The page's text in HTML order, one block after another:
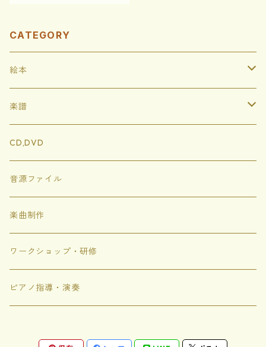
CATEGORY
絵本
ハードカバー
ソフトカバー
ぬりえ
楽譜
イートンともりのどうぶつたち
にじいろめがね
トゲトゲのシャボン
にじいろちきゅうがっこう
ありがありがとう
CD,DVD
音源ファイル
楽曲制作
ワークショップ・研修
ピアノ指導・演奏